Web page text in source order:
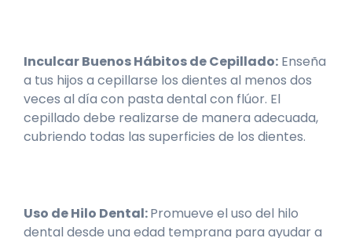
Inculcar Buenos Hábitos de Cepillado: Enseña
a tus hijos a cepillarse los dientes al menos dos
veces al día con pasta dental con flúor. El
cepillado debe realizarse de manera adecuada,
cubriendo todas las superficies de los dientes.
Uso de Hilo Dental:Promueve el uso del hilo
dental desde una edad temprana para ayudar a